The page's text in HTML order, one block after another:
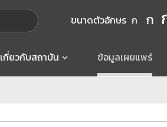
ขนาดตัวอักษร ก ก
เกี่ยวกับสถาบัน ข้อมูลเผยแพร่